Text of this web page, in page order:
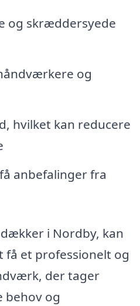
og skræddersyede
og
hvilket kan reducere
anbefalinger fra
i Nordby, kan
få et professionelt og
der tager
behov og